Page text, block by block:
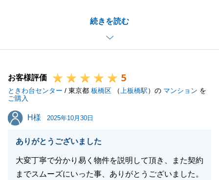
続きを読む
うえで売主様へ交渉できたからこそ成立できたご契約
この度は誠にありがとうございました。
閉じる
お客様評価 5
ときわ台センター / 東京都 板橋区 （ 上板橋駅）の マンション を
ご購入
H様
H様 2025年10月30日
ありがとうございました
大変丁寧で分かり易く物件を説明して頂き、また契約
までスムーズにいった事、ありがとうございました。